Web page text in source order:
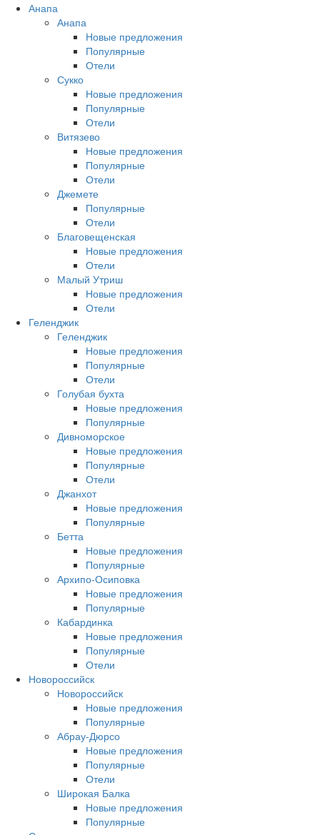
Анапа
Анапа
Новые предложения
Популярные
Отели
Сукко
Новые предложения
Популярные
Отели
Витязево
Новые предложения
Популярные
Отели
Джемете
Популярные
Отели
Благовещенская
Новые предложения
Отели
Малый Утриш
Новые предложения
Отели
Геленджик
Геленджик
Новые предложения
Популярные
Отели
Голубая бухта
Новые предложения
Популярные
Дивноморское
Новые предложения
Популярные
Отели
Джанхот
Новые предложения
Популярные
Бетта
Новые предложения
Популярные
Архипо-Осиповка
Новые предложения
Популярные
Кабардинка
Новые предложения
Популярные
Отели
Новороссийск
Новороссийск
Новые предложения
Популярные
Абрау-Дюрсо
Новые предложения
Популярные
Отели
Широкая Балка
Новые предложения
Популярные